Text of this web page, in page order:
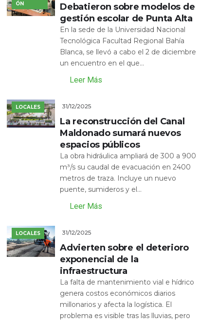
ÓN
Debatieron sobre modelos de
gestión escolar de Punta Alta
En la sede de la Universidad Nacional
Tecnológica Facultad Regional Bahía
Blanca, se llevó a cabo el 2 de diciembre
un encuentro en el que...
Leer Más
LOCALES 31/12/2025
La reconstrucción del Canal
Maldonado sumará nuevos
espacios públicos
La obra hidráulica ampliará de 300 a 900
m³/s su caudal de evacuación en 2400
metros de traza. Incluye un nuevo
puente, sumideros y el...
Leer Más
LOCALES 31/12/2025
Advierten sobre el deterioro
exponencial de la
infraestructura
La falta de mantenimiento vial e hídrico
genera costos económicos diarios
millonarios y afecta la logística. El
problema es visible tras las lluvias, pero